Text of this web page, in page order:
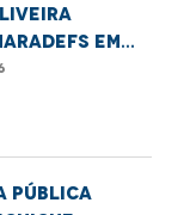
em
Pública